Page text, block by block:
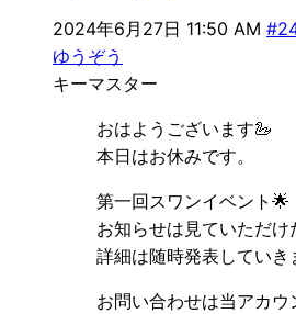
2024年6月27日 11:50 AM
ゆうぞう
キーマスター
おはようございます🦢
本日はお休みです。
第一回スワンイベント🌟
お知らせは見ていただ
詳細は随時発表していき
お問い合わせは当アカ